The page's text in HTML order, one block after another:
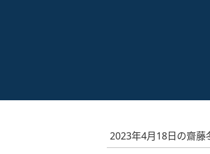
2023年4月18日の齋藤